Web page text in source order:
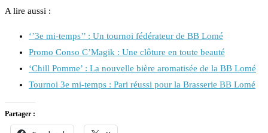
A lire aussi :
‘’3e mi-temps’’ : Un tournoi fédérateur de BB Lomé
Promo Conso C’Magik : Une clôture en toute beauté
‘Chill Pomme’ : La nouvelle bière aromatisée de la BB Lomé
Tournoi 3e mi-temps : Pari réussi pour la Brasserie BB Lomé
Partager :